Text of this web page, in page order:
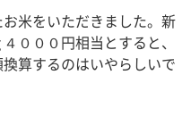
米をいただきました。新
０００円相当とすると、
算するのはいやらしいで